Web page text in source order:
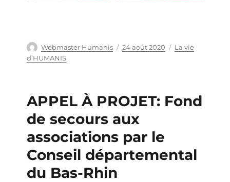
Auteur
Webmaster Humanis
Publié
24 août 2020 Catégories
La vie
d’HUMANIS
APPEL À PROJET: Fond
de secours aux
associations par le
Conseil départemental
du Bas-Rhin